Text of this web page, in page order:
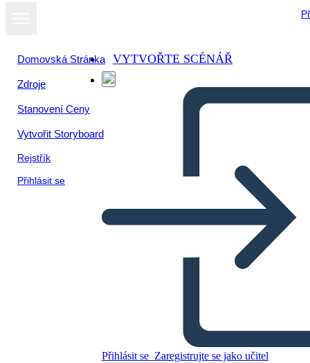
Domovská Stránka
Zdroje
Stanovení Ceny
Vytvořit Storyboard
Rejstřík
Přihlásit se
VYTVOŘTE SCÉNÁŘ
Přihlásit se Zaregistrujte se jako učitel
Zkopírujte tento scénář
Zobrazit jako
prezentaci